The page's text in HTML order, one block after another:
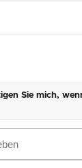
Sie mich,